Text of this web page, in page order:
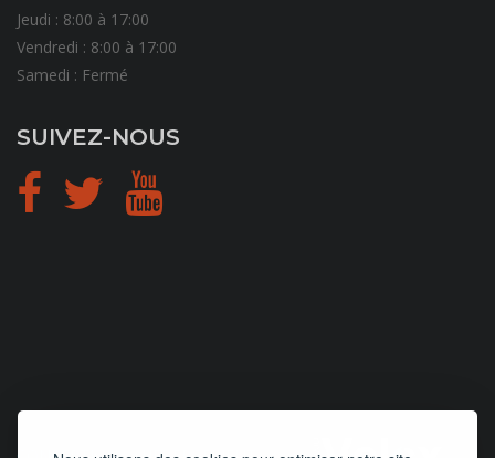
Jeudi : 8:00 à 17:00
Vendredi : 8:00 à 17:00
Samedi : Fermé
SUIVEZ-NOUS